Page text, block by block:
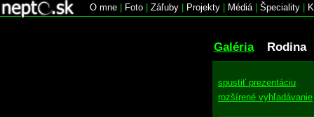
O mne Foto Záľuby Projekty Médiá| Špeciality
Galéria Rodina
spustiť prezentáciu
rozšírené vyhľadávanie